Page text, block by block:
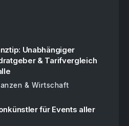
Unabhängiger
& Tarifvergleich
& Wirtschaft
für Events aller